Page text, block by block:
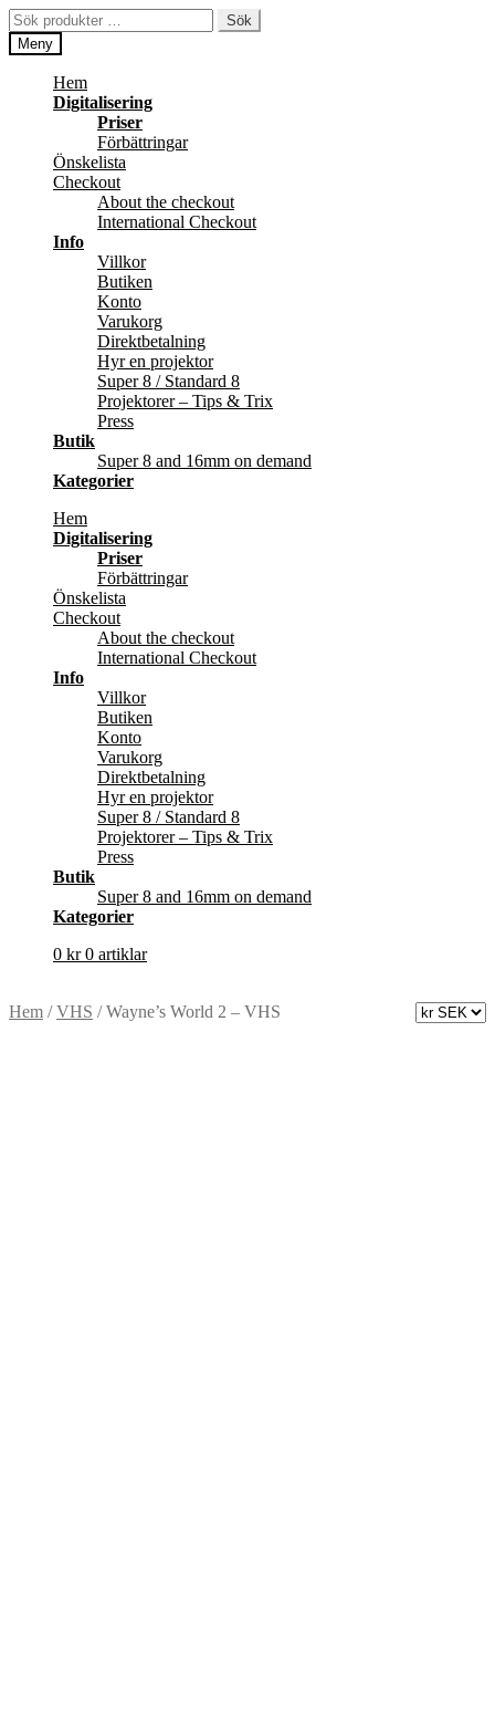
Hoppa
till
navigering
Hoppa
till
innehåll
Sök
efter:
Sök
Meny
Hem
Digitalisering
Priser
Förbättringar
Önskelista
Checkout
About the checkout
International Checkout
Info
Villkor
Butiken
Konto
Varukorg
Direktbetalning
Hyr en projektor
Super 8 / Standard 8
Projektorer – Tips & Trix
Press
Butik
Super 8 and 16mm on demand
Kategorier
Hem
Digitalisering
Priser
Förbättringar
Önskelista
Checkout
About the checkout
International Checkout
Info
Villkor
Butiken
Konto
Varukorg
Direktbetalning
Hyr en projektor
Super 8 / Standard 8
Projektorer – Tips & Trix
Press
Butik
Super 8 and 16mm on demand
Kategorier
0 kr 0 artiklar
Hem /VHS /Wayne’s World 2 – VHS